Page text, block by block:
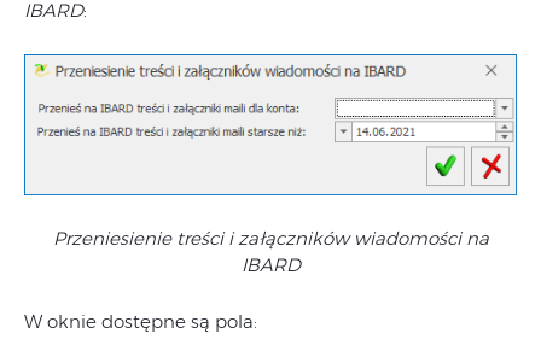
IBARD:
Przeniesienie treści i załączników wiadomości na
IBARD
W oknie dostępne są pola: